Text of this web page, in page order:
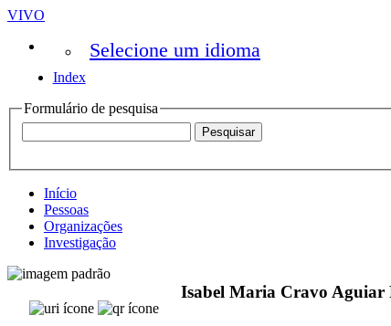
VIVO
Selecione um idioma
Index
Formulário de pesquisa
Início
Pessoas
Organizações
Investigação
Isabel Maria Cravo Aguiar